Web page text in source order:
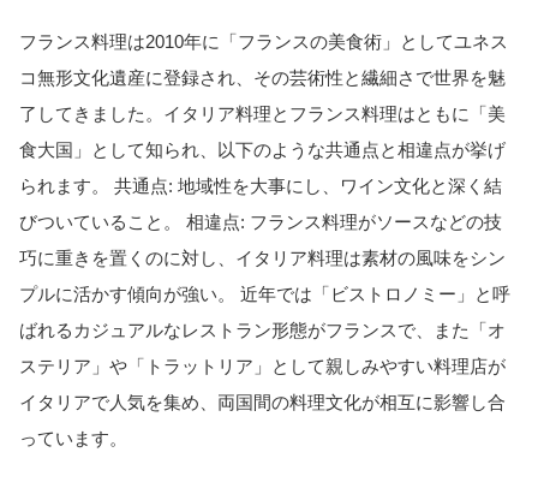
フランス料理は2010年に「フランスの美食術」としてユネス
コ無形文化遺産に登録され、その芸術性と繊細さで世界を魅
了してきました。イタリア料理とフランス料理はともに「美
食大国」として知られ、以下のような共通点と相違点が挙げ
られます。 共通点: 地域性を大事にし、ワイン文化と深く結
びついていること。 相違点: フランス料理がソースなどの技
巧に重きを置くのに対し、イタリア料理は素材の風味をシン
プルに活かす傾向が強い。 近年では「ビストロノミー」と呼
ばれるカジュアルなレストラン形態がフランスで、また「オ
ステリア」や「トラットリア」として親しみやすい料理店が
イタリアで人気を集め、両国間の料理文化が相互に影響し合
っています。